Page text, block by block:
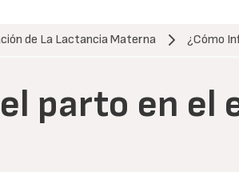
de La Lactancia Materna ¿Cómo
parto en el